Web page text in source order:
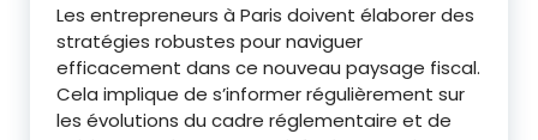
Les entrepreneurs à Paris doivent élaborer des
stratégies robustes pour naviguer
efficacement dans ce nouveau paysage fiscal.
Cela implique de s’informer régulièrement sur
les évolutions du cadre réglementaire et de